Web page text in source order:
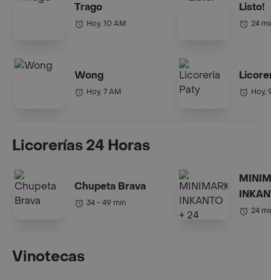
Trago
Hoy, 10 AM
Wong
Hoy, 7 AM
Listo!
24
Hoy,
Licorerías 24 Horas
Chupeta Brava
34 - 49 min
24
Vinotecas